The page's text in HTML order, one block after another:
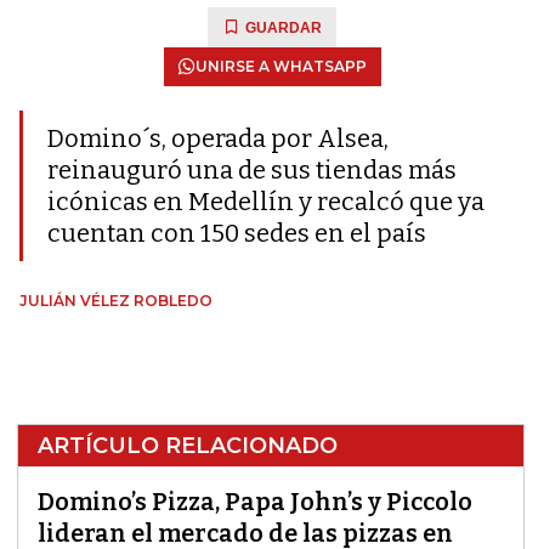
GUARDAR
UNIRSE A WHATSAPP
Domino´s, operada por Alsea,
reinauguró una de sus tiendas más
icónicas en Medellín y recalcó que ya
cuentan con 150 sedes en el país
JULIÁN VÉLEZ ROBLEDO
ARTÍCULO RELACIONADO
Domino’s Pizza, Papa John’s y Piccolo
lideran el mercado de las pizzas en